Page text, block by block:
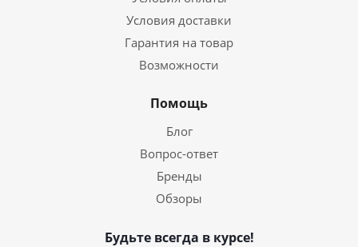
Условия доставки
Гарантия на товар
Возможности
Помощь
Блог
Вопрос-ответ
Бренды
Обзоры
Будьте всегда в курсе!